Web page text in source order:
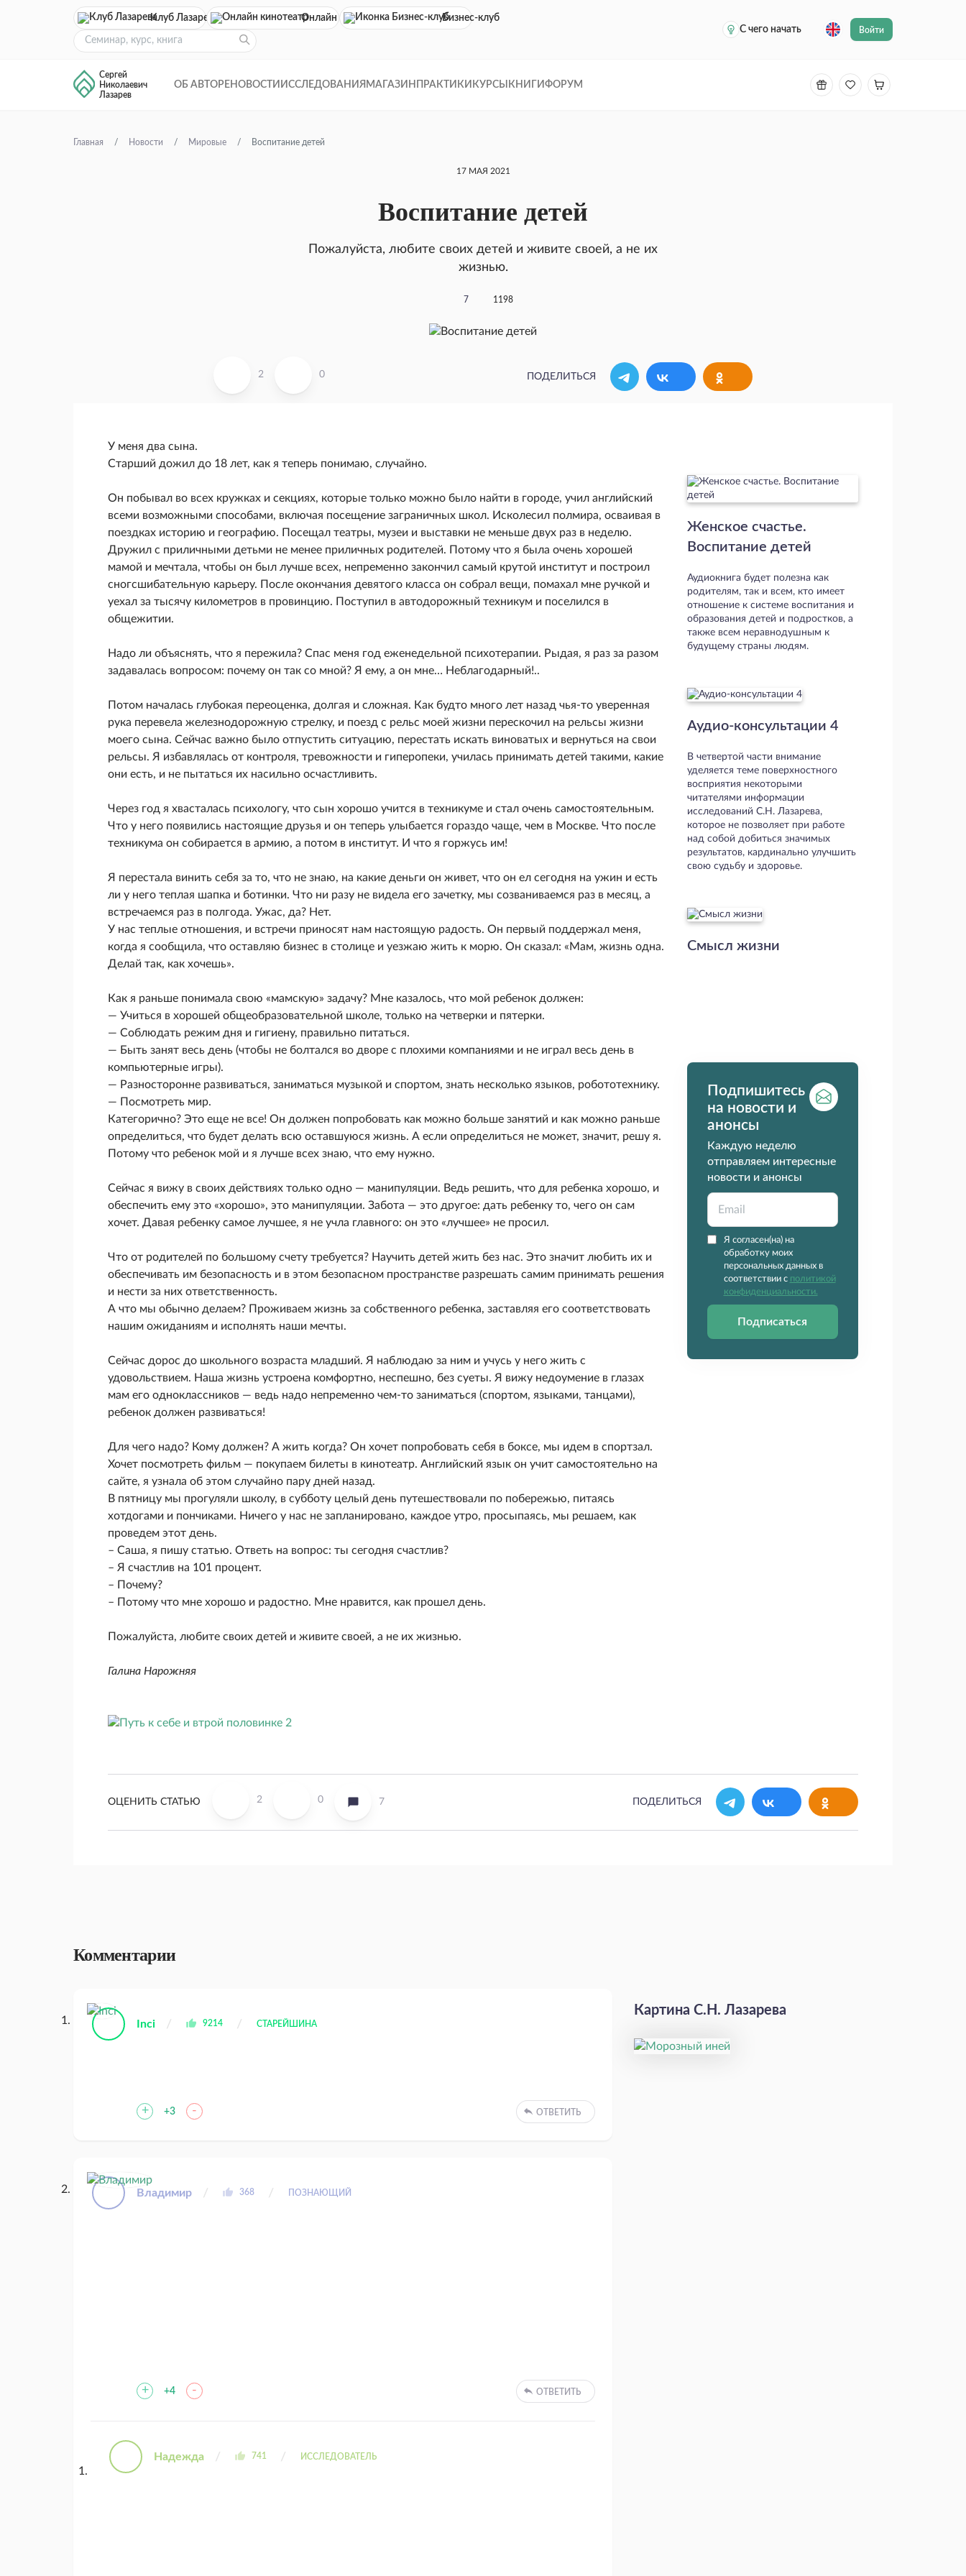
Клуб Лазарева Онлайн кинотеатр
Бизнес-клуб
С чего начать
Войти
Сергей
Николаевич
Лазарев
ОБ АВТОРЕ НОВОСТИ ИССЛЕДОВАНИЯ МАГАЗИН ПРАКТИКИ КУРСЫ КНИГИ ФОРУМ
Главная Новости Мировые Воспитание детей
17 МАЯ 2021
Воспитание детей
Пожалуйста, любите своих детей и живите своей, а не их
жизнью.
7 1198
2 0 ПОДЕЛИТЬСЯ
У меня два сына.
Старший дожил до 18 лет, как я теперь понимаю, случайно.
Он побывал во всех кружках и секциях, которые только можно было найти в городе, учил английский
всеми возможными способами, включая посещение заграничных школ. Исколесил полмира, осваивая в
поездках историю и географию. Посещал театры, музеи и выставки не меньше двух раз в неделю.
Дружил с приличными детьми не менее приличных родителей. Потому что я была очень хорошей
мамой и мечтала, чтобы он был лучше всех, непременно закончил самый крутой институт и построил
сногсшибательную карьеру. После окончания девятого класса он собрал вещи, помахал мне ручкой и
уехал за тысячу километров в провинцию. Поступил в автодорожный техникум и поселился в
общежитии.
Надо ли объяснять, что я пережила? Спас меня год еженедельной психотерапии. Рыдая, я раз за разом
задавалась вопросом: почему он так со мной? Я ему, а он мне… Неблагодарный!..
Потом началась глубокая переоценка, долгая и сложная. Как будто много лет назад чья-то уверенная
рука перевела железнодорожную стрелку, и поезд с рельс моей жизни перескочил на рельсы жизни
моего сына. Сейчас важно было отпустить ситуацию, перестать искать виноватых и вернуться на свои
рельсы. Я избавлялась от контроля, тревожности и гиперопеки, училась принимать детей такими, какие
они есть, и не пытаться их насильно осчастливить.
Через год я хвасталась психологу, что сын хорошо учится в техникуме и стал очень самостоятельным.
Что у него появились настоящие друзья и он теперь улыбается гораздо чаще, чем в Москве. Что после
техникума он собирается в армию, а потом в институт. И что я горжусь им!
Я перестала винить себя за то, что не знаю, на какие деньги он живет, что он ел сегодня на ужин и есть
ли у него теплая шапка и ботинки. Что ни разу не видела его зачетку, мы созваниваемся раз в месяц, а
встречаемся раз в полгода. Ужас, да? Нет.
У нас теплые отношения, и встречи приносят нам настоящую радость. Он первый поддержал меня,
когда я сообщила, что оставляю бизнес в столице и уезжаю жить к морю. Он сказал: «Мам, жизнь одна.
Делай так, как хочешь».
Как я раньше понимала свою «мамскую» задачу? Мне казалось, что мой ребенок должен:
— Учиться в хорошей общеобразовательной школе, только на четверки и пятерки.
— Соблюдать режим дня и гигиену, правильно питаться.
— Быть занят весь день (чтобы не болтался во дворе с плохими компаниями и не играл весь день в
компьютерные игры).
— Разносторонне развиваться, заниматься музыкой и спортом, знать несколько языков, робототехнику.
— Посмотреть мир.
Категорично? Это еще не все! Он должен попробовать как можно больше занятий и как можно раньше
определиться, что будет делать всю оставшуюся жизнь. А если определиться не может, значит, решу я.
Потому что ребенок мой и я лучше всех знаю, что ему нужно.
Сейчас я вижу в своих действиях только одно — манипуляции. Ведь решить, что для ребенка хорошо, и
обеспечить ему это «хорошо», это манипуляции. Забота — это другое: дать ребенку то, чего он сам
хочет. Давая ребенку самое лучшее, я не учла главного: он это «лучшее» не просил.
Что от родителей по большому счету требуется? Научить детей жить без нас. Это значит любить их и
обеспечивать им безопасность и в этом безопасном пространстве разрешать самим принимать решения
и нести за них ответственность.
А что мы обычно делаем? Проживаем жизнь за собственного ребенка, заставляя его соответствовать
нашим ожиданиям и исполнять наши мечты.
Сейчас дорос до школьного возраста младший. Я наблюдаю за ним и учусь у него жить с
удовольствием. Наша жизнь устроена комфортно, неспешно, без суеты. Я вижу недоумение в глазах
мам его одноклассников — ведь надо непременно чем-то заниматься (спортом, языками, танцами),
ребенок должен развиваться!
Для чего надо? Кому должен? А жить когда? Он хочет попробовать себя в боксе, мы идем в спортзал.
Хочет посмотреть фильм — покупаем билеты в кинотеатр. Английский язык он учит самостоятельно на
сайте, я узнала об этом случайно пару дней назад.
В пятницу мы прогуляли школу, в субботу целый день путешествовали по побережью, питаясь
хотдогами и пончиками. Ничего у нас не запланировано, каждое утро, просыпаясь, мы решаем, как
проведем этот день.
– Саша, я пишу статью. Ответь на вопрос: ты сегодня счастлив?
– Я счастлив на 101 процент.
– Почему?
– Потому что мне хорошо и радостно. Мне нравится, как прошел день.
Пожалуйста, любите своих детей и живите своей, а не их жизнью.
Галина Нарожняя
Женское счастье.
Воспитание детей
Аудиокнига будет полезна как
родителям, так и всем, кто имеет
отношение к системе воспитания и
образования детей и подростков, а
также всем неравнодушным к
будущему страны людям.
Аудио-консультации 4
В четвертой части внимание
уделяется теме поверхностного
восприятия некоторыми
читателями информации
исследований С.Н. Лазарева,
которое не позволяет при работе
над собой добиться значимых
результатов, кардинально улучшить
свою судьбу и здоровье.
Смысл жизни
Подпишитесь
на новости и
анонсы
Каждую неделю
отправляем интересные
новости и анонсы
Я согласен(на) на
обработку моих
персональных данных в
соответствии с политикой
конфиденциальности.
Подписаться
ОЦЕНИТЬ СТАТЬЮ 2 0 7 ПОДЕЛИТЬСЯ
Комментарии
Inci 9214 СТАРЕЙШИНА
+ +3 - ОТВЕТИТЬ
Владимир 368 ПОЗНАЮЩИЙ
+ +4 - ОТВЕТИТЬ
Надежда 741 ИССЛЕДОВАТЕЛЬ
Картина С.Н. Лазарева